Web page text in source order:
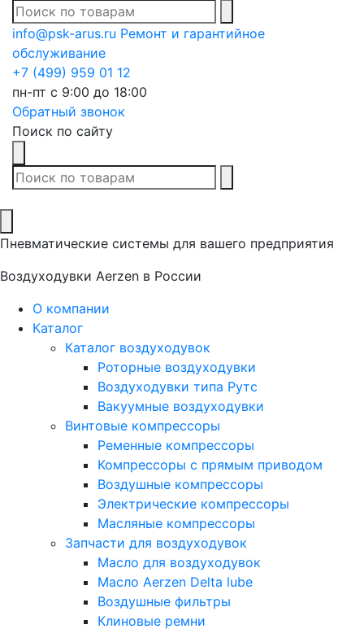
info@psk-arus.ru Ремонт и гарантийное
обслуживание
+7 (499) 959 01 12
пн-пт с 9:00 до 18:00
Обратный звонок
Поиск по сайту
Пневматические системы для вашего предприятия
Воздуходувки Aerzen в России
О компании
Каталог
Каталог воздуходувок
Роторные воздуходувки
Воздуходувки типа Рутс
Вакуумные воздуходувки
Винтовые компрессоры
Ременные компрессоры
Компрессоры с прямым приводом
Воздушные компрессоры
Электрические компрессоры
Масляные компрессоры
Запчасти для воздуходувок
Масло для воздуходувок
Масло Aerzen Delta lube
Воздушные фильтры
Клиновые ремни